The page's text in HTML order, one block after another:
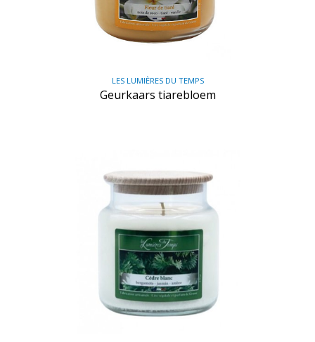
LES LUMIÈRES DU TEMPS
Geurkaars tiarebloem